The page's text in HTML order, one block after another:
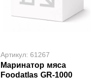
Артикул: 61267
Маринатор мяса
Foodatlas GR-1000